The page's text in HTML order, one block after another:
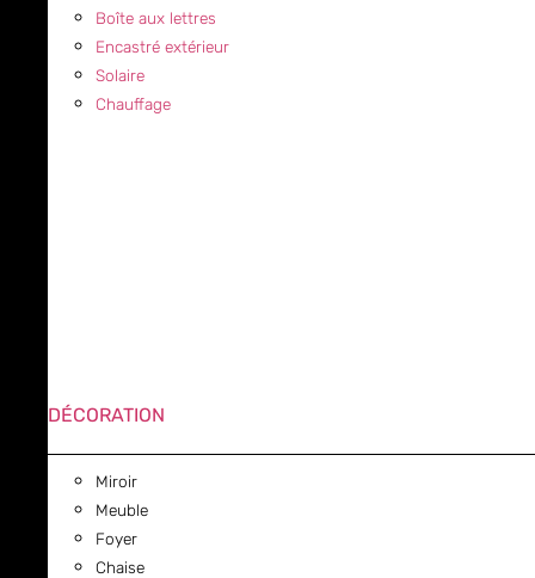
Boîte aux lettres
Encastré extérieur
Solaire
Chauffage
DÉCORATION
Miroir
Meuble
Foyer
Chaise